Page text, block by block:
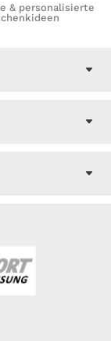
& personalisierte